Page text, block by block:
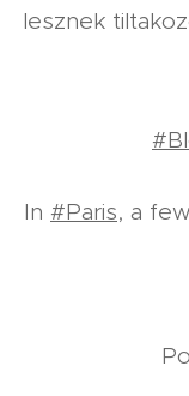
lesznek
➡️ In #Paris, a